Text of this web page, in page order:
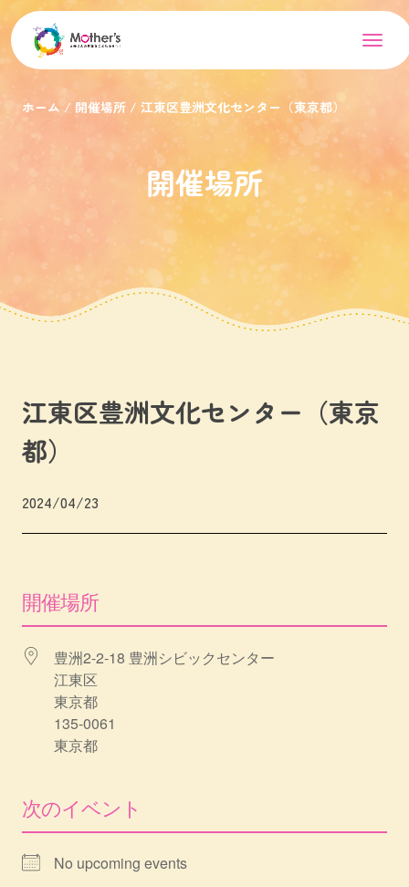
ホーム 開催場所 江東区豊洲文化センター（東京都）
開催場所
江東区豊洲文化センター（東京
都）
2024/04/23
開催場所
豊洲2-2-18 豊洲シビックセンター
江東区
東京都
135-0061
東京都
次のイベント
No upcoming events